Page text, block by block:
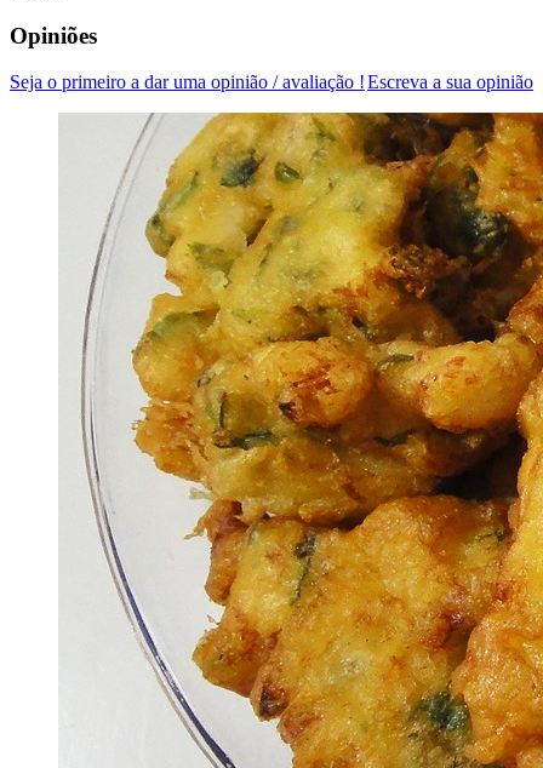
Opiniões
Escreva a sua opinião
Seja o primeiro a dar uma opinião / avaliação !